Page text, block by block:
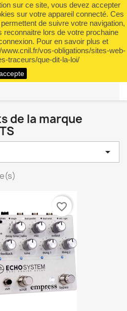
sur ce site, vous devez accepter
sur votre appareil connecté. Ces
de suivre votre navigation,
reconnaitre lors de votre prochaine
Pour en savoir plus et
vos-obligations/sites-web-
traceurs/que-dit-la-loi/
shopping_cart (0)

de la marque

favorite_border